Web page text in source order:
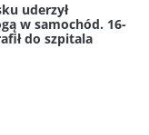
uderzył
w samochód. 16-
do szpitala